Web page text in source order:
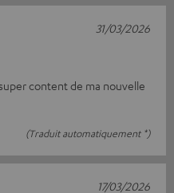
content de ma nouvelle
(Traduit automatiquement *)
31/03/2026
17/03/2026